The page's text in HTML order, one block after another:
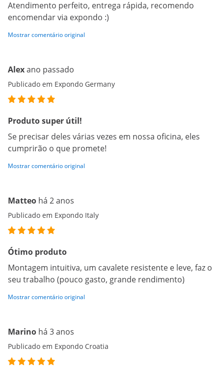
Atendimento perfeito, entrega rápida, recomendo
encomendar via expondo :)
Mostrar comentário original
Alexano passado
Publicado em Expondo Germany
Produto super útil!
Se precisar deles várias vezes em nossa oficina, eles
cumprirão o que promete!
Mostrar comentário original
Matteo há 2 anos
Publicado em Expondo Italy
Ótimo produto
Montagem intuitiva, um cavalete resistente e leve, faz o
seu trabalho (pouco gasto, grande rendimento)
Mostrar comentário original
Marino há 3 anos
Publicado em Expondo Croatia